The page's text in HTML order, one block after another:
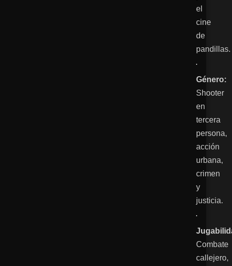
el
cine
de
pandillas.
Género:
Shooter
en
tercera
persona,
acción
urbana,
crimen
y
justicia.
Combate
callejero,